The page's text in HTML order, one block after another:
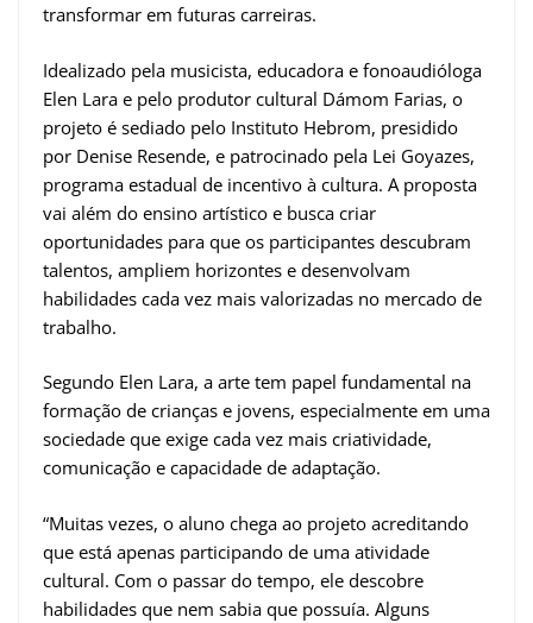
transformar em futuras carreiras.
Idealizado pela musicista, educadora e fonoaudióloga
Elen Lara e pelo produtor cultural Dámom Farias, o
projeto é sediado pelo Instituto Hebrom, presidido
por Denise Resende, e patrocinado pela Lei Goyazes,
programa estadual de incentivo à cultura. A proposta
vai além do ensino artístico e busca criar
oportunidades para que os participantes descubram
talentos, ampliem horizontes e desenvolvam
habilidades cada vez mais valorizadas no mercado de
trabalho.
Segundo Elen Lara, a arte tem papel fundamental na
formação de crianças e jovens, especialmente em uma
sociedade que exige cada vez mais criatividade,
comunicação e capacidade de adaptação.
“Muitas vezes, o aluno chega ao projeto acreditando
que está apenas participando de uma atividade
cultural. Com o passar do tempo, ele descobre
habilidades que nem sabia que possuía. Alguns